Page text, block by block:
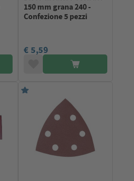
150 mm grana 240 -
Confezione 5 pezzi
€ 5,59